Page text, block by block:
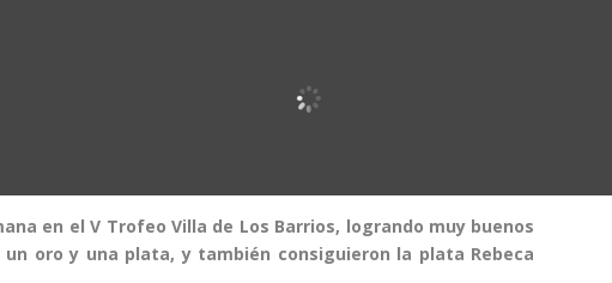
en el V Trofeo Villa de Los Barrios, logrando muy buenos
oro y una plata, y también consiguieron la plata Rebeca